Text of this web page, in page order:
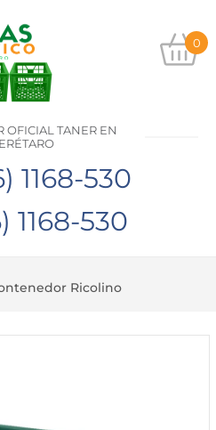
0
OFICIAL TANER EN
1168-530
1168-530
Ricolino